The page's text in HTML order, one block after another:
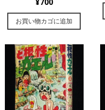
お買い物カゴに追加